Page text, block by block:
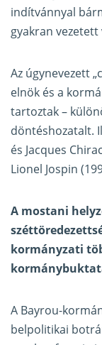
indítvánnyal
gyakran vezetett
Az úgynevezett
elnök és a
tartoztak –
döntéshozatalt.
és Jacques
Lionel Jospin
A mostani
kormányzati
A Bayrou-
belpolitikai